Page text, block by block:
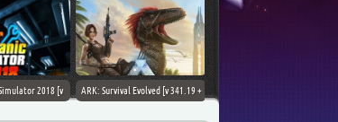
[v 341.19 +
Tekken 7 - Ultimate Edition [v 4.22